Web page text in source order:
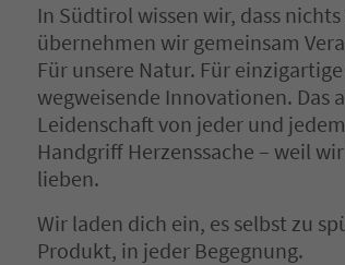
In Südtirol wissen wir, dass
übernehmen wir gemeinsam
Für unsere Natur. Für
wegweisende Innovationen. Das
Leidenschaft von jeder und
Handgriff Herzenssache – weil
lieben.
Wir laden dich ein, es selbst zu
Produkt, in jeder Begegnung.